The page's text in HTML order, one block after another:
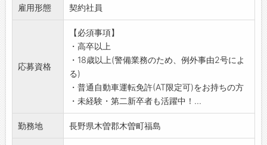
犯人逮捕や撃退が目的ではありません。
【具体的には】
(1)緊急対処
各種建物センサーに何らかの異常(侵入・設備異
常・火災・救急など)が発生した際に、コントロ
ールセンターから指示のもと対応
(2)ATM障害対応
金融機関のATM(現金自動預払機)に障害が発生
した際の対応
(3)保守点検
雇用形態 契約社員
応募資格
【必須事項】
・高卒以上
・18歳以上(警備業務のため、例外事由2号によ
る)
・普通自動車運転免許(AT限定可)をお持ちの方
・未経験・第二新卒者も活躍中！...
勤務地 長野県木曽郡木曽町福島